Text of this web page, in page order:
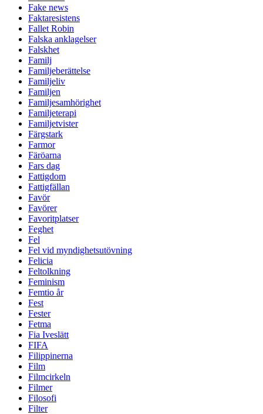
Fake news
Faktaresistens
Fallet Robin
Falska anklagelser
Falskhet
Familj
Familjeberättelse
Familjeliv
Familjen
Familjesamhörighet
Familjeterapi
Familjetvister
Färgstark
Farmor
Färöarna
Fars dag
Fattigdom
Fattigfällan
Favör
Favörer
Favoritplatser
Feghet
Fel
Fel vid myndighetsutövning
Felicia
Feltolkning
Feminism
Femtio år
Fest
Fester
Fetma
Fia Iveslätt
FIFA
Filippinerna
Film
Filmcirkeln
Filmer
Filosofi
Filter